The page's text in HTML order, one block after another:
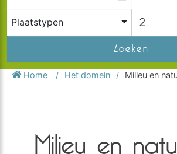
Plaatstypen
Zoeken
Home Het domein Milieu en
Milieu en